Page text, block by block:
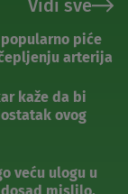
Vidi sve
piće
arterija
kaže da bi
ovog
veću ulogu u
mislilo,